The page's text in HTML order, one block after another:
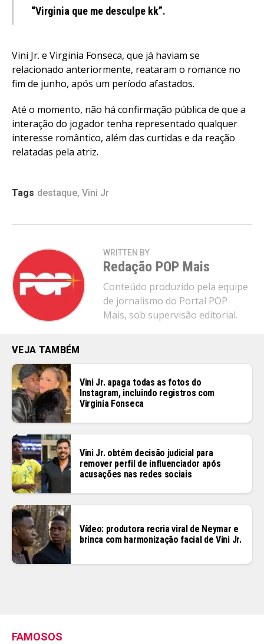
“Virginia que me desculpe kk”.
Vini Jr. e Virginia Fonseca, que já haviam se
relacionado anteriormente, reataram o romance no
fim de junho, após um período afastados.
Até o momento, não há confirmação pública de que a
interação do jogador tenha representado qualquer
interesse romântico, além das curtidas e da reação
relatadas pela atriz.
Tags destaque, Vini Jr
WRITTEN BY
Redação POP Mais
Conteúdo produzido pela equipe
de jornalismo do Portal POP
Mais, sob supervisão editorial.
VEJA TAMBÉM
Vini Jr. apaga todas as fotos do
Instagram, incluindo registros com
Virginia Fonseca
Vini Jr. obtém decisão judicial para
remover perfil de influenciador após
acusações nas redes sociais
Vídeo: produtora recria viral de Neymar e
brinca com harmonização facial de Vini Jr.
FAMOSOS